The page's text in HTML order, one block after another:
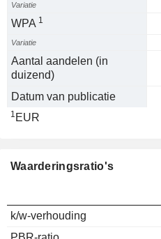
Variatie
WPA 1
Variatie
Aantal aandelen (in
duizend)
Datum van publicatie
1 EUR
Waarderingsratio's
k/w-verhouding